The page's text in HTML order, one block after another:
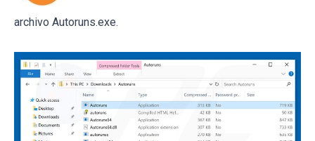
archivo Autoruns.exe.